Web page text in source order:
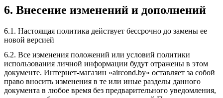
6. Внесение изменений и дополнений
6.1. Настоящая политика действует бессрочно до замены ее
новой версией
6.2. Все изменения положений или условий политики
использования личной информации будут отражены в этом
документе. Интернет-магазин «aircond.by» оставляет за собой
право вносить изменения в те или иные разделы данного
документа в любое время без предварительного уведомления,